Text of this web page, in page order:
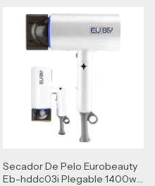
Secador De Pelo Eurobeauty
Eb-hddc03i Plegable 1400w